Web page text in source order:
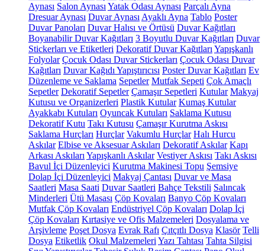
Aynası Salon Aynası Yatak Odası Aynası Parçalı Ayna
Dresuar Aynası Duvar Aynası Ayaklı Ayna Tablo Poster
Duvar Panoları Duvar Halısı ve Örtüsü Duvar Kağıtları
Boyanabilir Duvar Kağıtları 3 Boyutlu Duvar Kağıtları Duvar
Stickerları ve Etiketleri Dekoratif Duvar Kağıtları Yapışkanlı
Folyolar Çocuk Odası Duvar Stickerları Çocuk Odası Duvar
Kağıtları Duvar Kağıdı Yapıştırıcısı Poster Duvar Kağıtları Ev
Düzenleme ve Saklama Sepetler Mutfak Sepeti Çok Amaçlı
Sepetler Dekoratif Sepetler Çamaşır Sepetleri Kutular Makyaj
Kutusu ve Organizerleri Plastik Kutular Kumaş Kutular
Ayakkabı Kutuları Oyuncak Kutuları Saklama Kutusu
Dekoratif Kutu Takı Kutusu Çamaşır Kurutma Askısı
Saklama Hurçları Hurçlar Vakumlu Hurçlar Halı Hurcu
Askılar Elbise ve Aksesuar Askıları Dekoratif Askılar Kapı
Arkası Askıları Yapışkanlı Askılar Vestiyer Askısı Takı Askısı
Bavul İçi Düzenleyici Kurutma Makinesi Topu Şemsiye
Dolap İçi Düzenleyici Makyaj Çantası Duvar ve Masa
Saatleri Masa Saati Duvar Saatleri Bahçe Tekstili Salıncak
Minderleri Ütü Masası Çöp Kovaları Banyo Çöp Kovaları
Mutfak Çöp Kovaları Endüstriyel Çöp Kovaları Dolap İçi
Çöp Kovaları Kırtasiye ve Ofis Malzemeleri Dosyalama ve
Arşivleme Poşet Dosya Evrak Rafı Çıtçıtlı Dosya Klasör Telli
Dosya Etiketlik Okul Malzemeleri Yazı Tahtası Tahta Silgisi